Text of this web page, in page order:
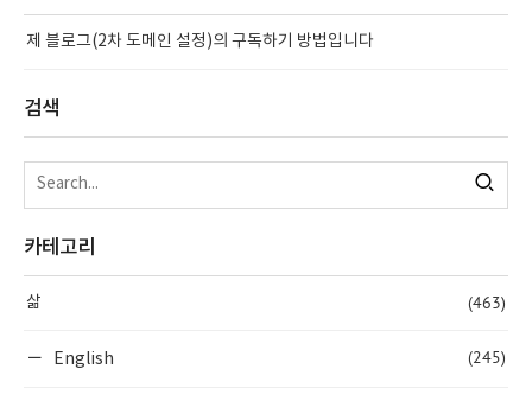
제 블로그(2차 도메인 설정)의 구독하기 방법입니다
검색
카테고리
삶 (463)
English (245)